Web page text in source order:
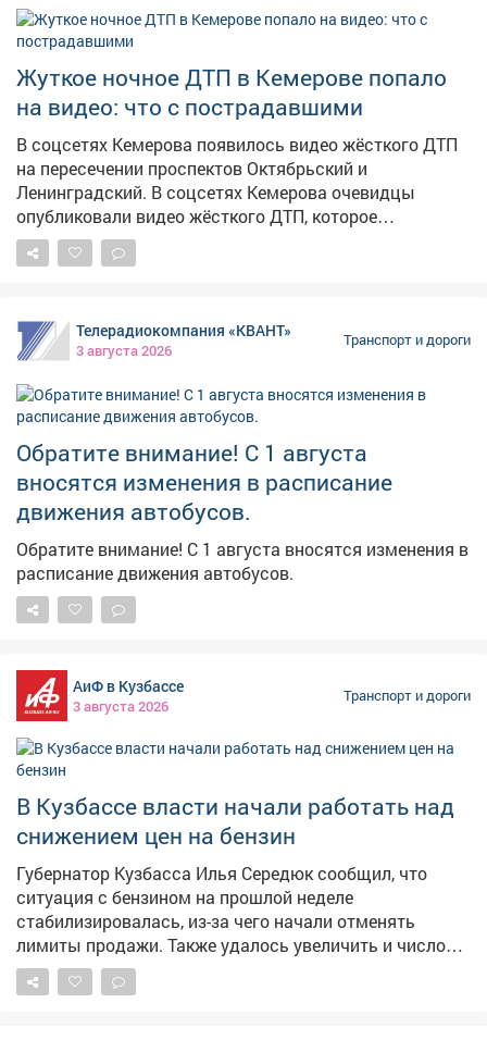
Жуткое ночное ДТП в Кемерове попало
на видео: что с пострадавшими
В соцсетях Кемерова появилось видео жёсткого ДТП
на пересечении проспектов Октябрьский и
Ленинградский. В соцсетях Кемерова очевидцы
опубликовали видео жёсткого ДТП, которое
произошло на пересечении проспектов Октябрьский и
Ленинградский.Как сообщили корреспонденту
Октябрьскому. По данным ведомства, водитель BMW
X3 двигался по проспекту Октябрьскому со стороны
бульвара Строителей. При повороте налево на
проспект Ленинградский, на зелёный сигнал
светофора, он не предоставил преимущество
встречному автомобилю KIA RIO, который ехал прямо.
Произошло столкновение. В результате ДТП водитель
KIA RIO получил травмы и самостоятельно обратился
в медицинское учреждение.
Телерадиокомпания «КВАНТ»
3 августа 2026
Транспорт и дороги
Обратите внимание! С 1 августа
вносятся изменения в расписание
движения автобусов.
Обратите внимание! С 1 августа вносятся изменения в
расписание движения автобусов.
АиФ в Кузбассе
3 августа 2026
Транспорт и дороги
В Кузбассе власти начали работать над
снижением цен на бензин
Губернатор Кузбасса Илья Середюк сообщил, что
ситуация с бензином на прошлой неделе
стабилизировалась, из-за чего начали отменять
лимиты продажи. Также удалось увеличить и число
работающих заправок - со 149 до 182. Теперь власти
заняты нормализацией цен. «На предыдущей неделе